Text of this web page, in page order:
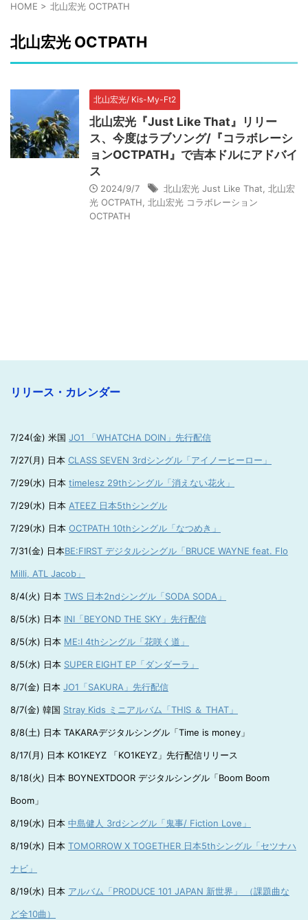
HOME > 北山宏光 OCTPATH
北山宏光 OCTPATH
北山宏光/ Kis-My-Ft2
北山宏光『Just Like That』リリー
ス、今度はラブソング/『コラボレーシ
ョンOCTPATH』で吉本ドルにアドバイ
ス
2024/9/7 北山宏光 Just Like That 北山宏
光 OCTPATH 北山宏光 コラボレーション
OCTPATH
リリース・カレンダー
7/24(金) 米国 JO1 「WHATCHA DOIN」先行配信
7/27(月) 日本 CLASS SEVEN 3rdシングル「アイノーヒーロー」
7/29(水) 日本 timelesz 29thシングル「消えない花火」
7/29(水) 日本 ATEEZ 日本5thシングル
7/29(水) 日本 OCTPATH 10thシングル「なつめき」
7/31(金) 日本BE:FIRST デジタルシングル「BRUCE WAYNE feat. Flo
Milli, ATL Jacob」
8/4(火) 日本 TWS 日本2ndシングル「SODA SODA」
8/5(水) 日本 INI「BEYOND THE SKY」先行配信
8/5(水) 日本 ME:I 4thシングル「花咲く道」
8/5(水) 日本 SUPER EIGHT EP「ダンダーラ」
8/7(金) 日本 JO1「SAKURA」先行配信
8/7(金) 韓国 Stray Kids ミニアルバム「THIS ＆ THAT」
8/8(土) 日本 TAKARAデジタルシングル「Time is money」
8/17(月) 日本 KO1KEYZ 「KO1KEYZ」先行配信リリース
8/18(火) 日本 BOYNEXTDOOR デジタルシングル「Boom Boom
Boom」
8/19(水) 日本 中島健人 3rdシングル「鬼事/ Fiction Love」
8/19(水) 日本 TOMORROW X TOGETHER 日本5thシングル「セツナハ
ナビ」
8/19(水) 日本 アルバム「PRODUCE 101 JAPAN 新世界」 （課題曲な
ど全10曲）